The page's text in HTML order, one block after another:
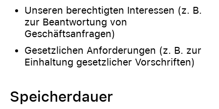
Unseren berechtigten Interessen (z. B.
zur Beantwortung von
Geschäftsanfragen)
Gesetzlichen Anforderungen (z. B. zur
Einhaltung gesetzlicher Vorschriften)
Speicherdauer